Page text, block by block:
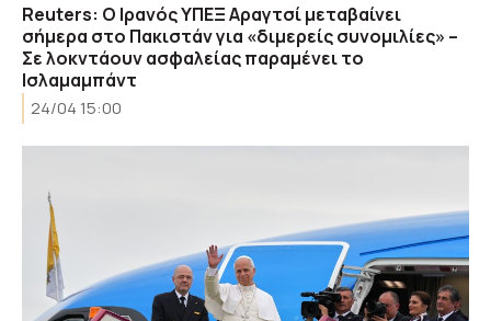
Reuters: O Ιρανός ΥΠΕΞ Αραγτσί μεταβαίνει
σήμερα στο Πακιστάν για «διμερείς συνομιλίες» –
Σε λοκντάουν ασφαλείας παραμένει το
Ισλαμαμπάντ
24/04 15:00